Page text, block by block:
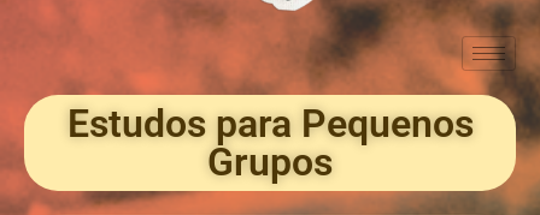
Estudos para Pequenos
Grupos